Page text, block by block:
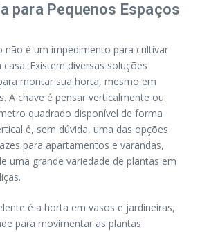
para Pequenos Espaços
não é um impedimento para cultivar
Existem diversas soluções
montar sua horta, mesmo em
A chave é pensar verticalmente ou
quadrado disponível de forma
é, sem dúvida, uma das opções
para apartamentos e varandas,
uma grande variedade de plantas em
é a horta em vasos e jardineiras,
para movimentar as plantas